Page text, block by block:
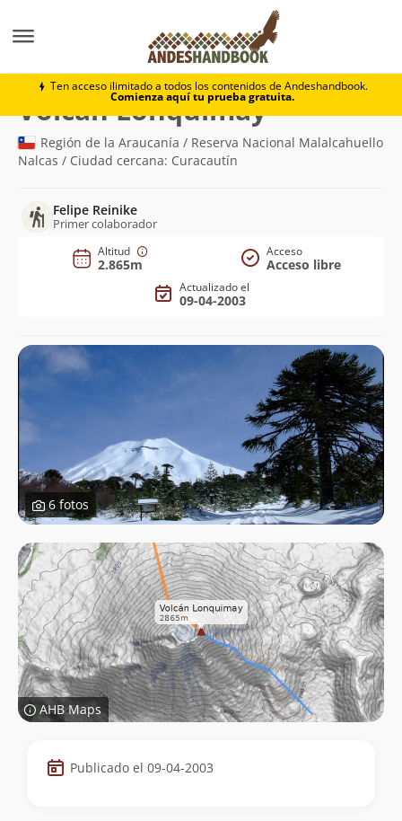
Ten acceso ilimitado a todos los contenidos de Andeshandbook.
Comienza aquí tu prueba gratuita.
Volcán Lonquimay
Volcán Lonquimay(2.865m)
Región de la Araucanía / Reserva Nacional Malalcahuello
Nalcas / Ciudad cercana: Curacautín
Felipe Reinike
Primer colaborador
Altitud
2.865m
Acceso
Acceso libre
Actualizado el
09-04-2003
6 fotos
AHB Maps
Datos
de
Publicado el 09-04-2003